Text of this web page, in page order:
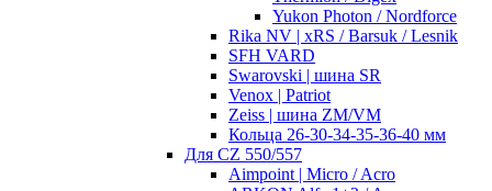
Yukon Photon / Nordforce
Rika NV | xRS / Barsuk / Lesnik
SFH VARD
Swarovski | шина SR
Venox | Patriot
Zeiss | шина ZM/VM
Кольца 26-30-34-35-36-40 мм
Для CZ 550/557
Aimpoint | Micro / Acro